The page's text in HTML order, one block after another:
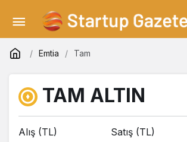
Emtia Tam
TAM ALTIN
Alış (TL) Satış (TL)